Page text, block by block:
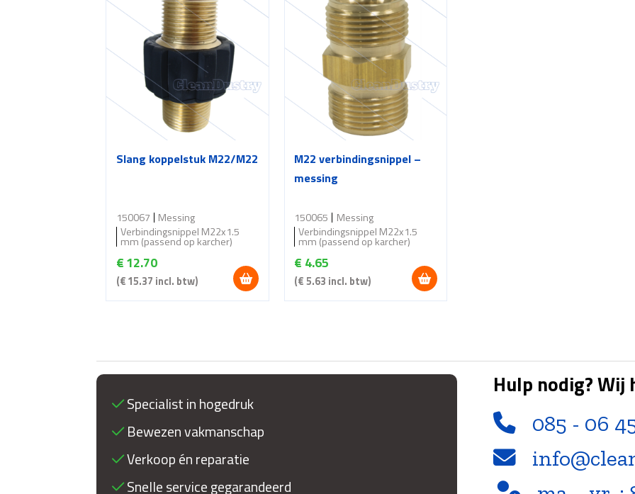
Slang koppelstuk M22/M22
€12.70
(€15.37 incl. btw)
150067 Messing
Verbindingsnippel M22x1.5
mm (passend op karcher)
M22 verbindingsnippel –
messing
€ 4.65
(€5.63 incl. btw)
150065
Messing
Verbindingsnippel M22x1.5
mm (passend op karcher)
Specialist in hogedruk
Bewezen vakmanschap
Verkoop én reparatie
Snelle service gegarandeerd
Hulp nodig? Wij
085 - 06